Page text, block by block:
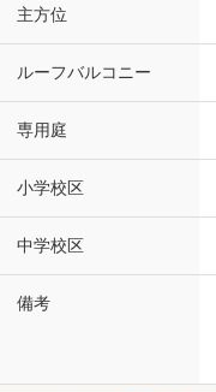
主方位
ルーフバルコニー
専用庭
小学校区
中学校区
備考